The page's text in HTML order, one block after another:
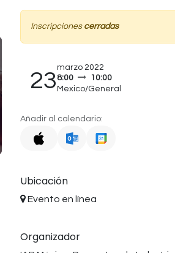
Inscripciones cerradas
23
marzo 2022
8:00
10:00
Mexico/General
Añadir al calendario:
Ubicación
Evento en línea
Organizador